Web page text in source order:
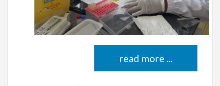
read more ...